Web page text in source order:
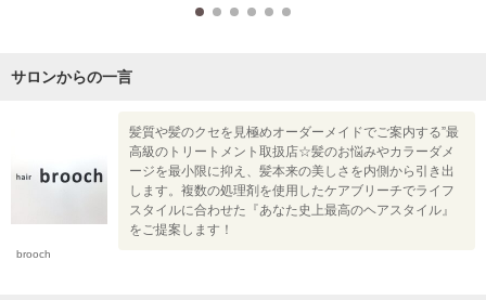
サロンからの一言
brooch
髪質や髪のクセを見極めオーダーメイドでご案内する”最
高級のトリートメント取扱店☆髪のお悩みやカラーダメ
ージを最小限に抑え、髪本来の美しさを内側から引き出
します。複数の処理剤を使用したケアブリーチでライフ
スタイルに合わせた『あなた史上最高のヘアスタイル』
をご提案します！